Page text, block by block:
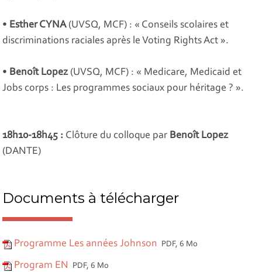
• Esther CYNA (UVSQ, MCF) : « Conseils scolaires et
discriminations raciales après le Voting Rights Act ».
• Benoît Lopez (UVSQ, MCF) : « Medicare, Medicaid et
Jobs corps : Les programmes sociaux pour héritage ? ».
18h10-18h45 : Clôture du colloque par Benoît Lopez
(DANTE)
Documents à télécharger
Programme Les années Johnson PDF, 6 Mo
Program EN PDF, 6 Mo